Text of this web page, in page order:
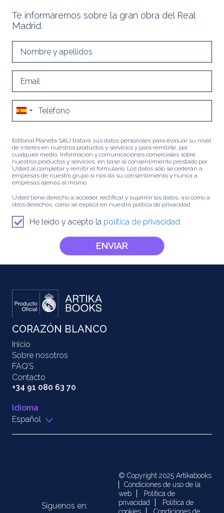
Te informaremos sobre la gran obra del Real
Madrid.
Editorial Planeta SAU tratará sus datos personales para evaluar su nivel
de interés en nuestros productos y servicios y para remitirle, por
cualquier medio, información y comunicaciones comerciales sobre
nuestros productos y servicios, en base al consentimiento prestado por
Usted al completar y remitir el formulario. Los datos sólo se cederán a
empresas de nuestro grupo si nos da su consentimiento y nunca a
empresas ajenas al mismo.
Usted tiene derecho a acceder, rectificar y suprimir los datos, así como a
otros derechos, como se explica en nuestra política de privacidad.
He leído y acepto la política de privacidad.
ENVIAR
CORAZÓN BLANCO
Inicio
Sobre nosotros
FAQ’S
Contacto
+34 91 080 63 70
Idioma
Español
Síguenos en:
© Copyright 2025 Artikabooks
Condiciones de uso de la
web
Política de
privacidad
Política de